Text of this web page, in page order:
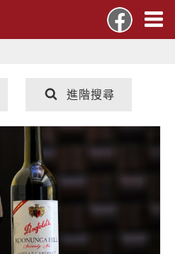
進階搜尋